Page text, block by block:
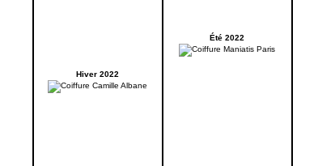
Hiver 2022
Été 2022